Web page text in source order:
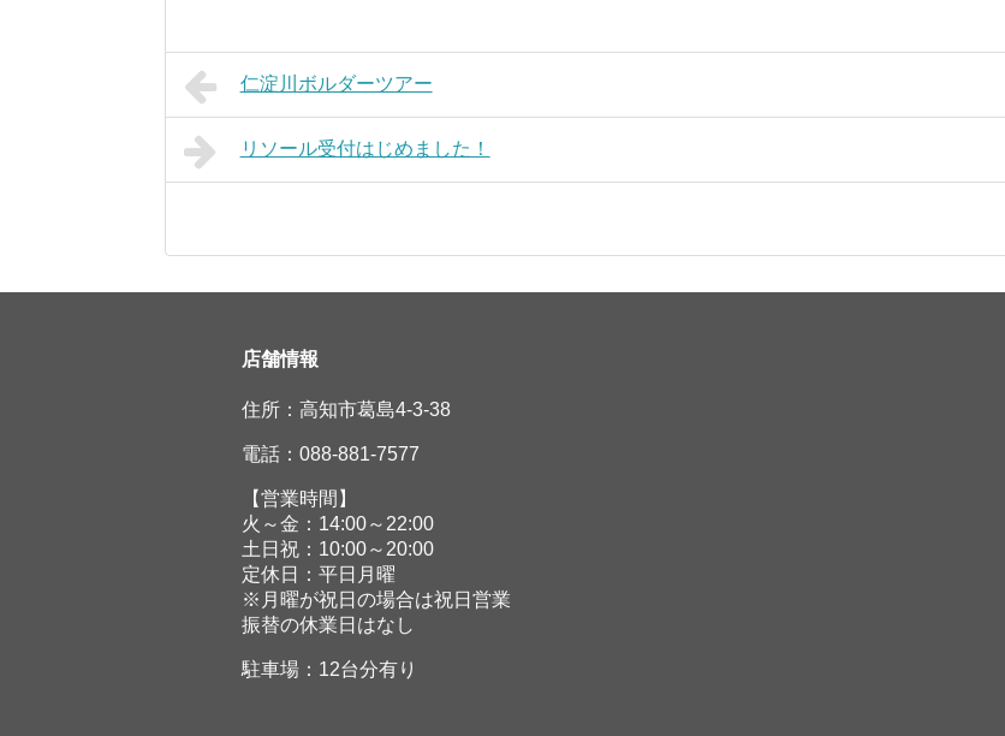
仁淀川ボルダーツアー
リソール受付はじめました！
店舗情報
住所：高知市葛島4-3-38
電話：088-881-7577
【営業時間】
火～金：14:00～22:00
土日祝：10:00～20:00
定休日：平日月曜
※月曜が祝日の場合は祝日営業
振替の休業日はなし
駐車場：12台分有り